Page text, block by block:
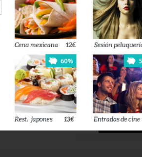
Déjanos tu
esté
Acepto
privacidady